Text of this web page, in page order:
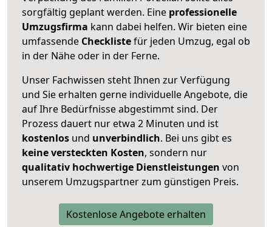
sorgfältig geplant werden. Eine professionelle
Umzugsfirma kann dabei helfen. Wir bieten eine
umfassende Checklistefür jeden Umzug, egal ob
in der Nähe oder in der Ferne.
Unser Fachwissen steht Ihnen zur Verfügung
und Sie erhalten gerne individuelle Angebote, die
auf Ihre Bedürfnisse abgestimmt sind. Der
Prozess dauert nur etwa 2 Minuten und ist
kostenlos und unverbindlich. Bei uns gibt es
keine versteckten Kosten, sondern nur
qualitativ hochwertige Dienstleistungen von
unserem Umzugspartner zum günstigen Preis.
Kostenlose Angebote erhalten